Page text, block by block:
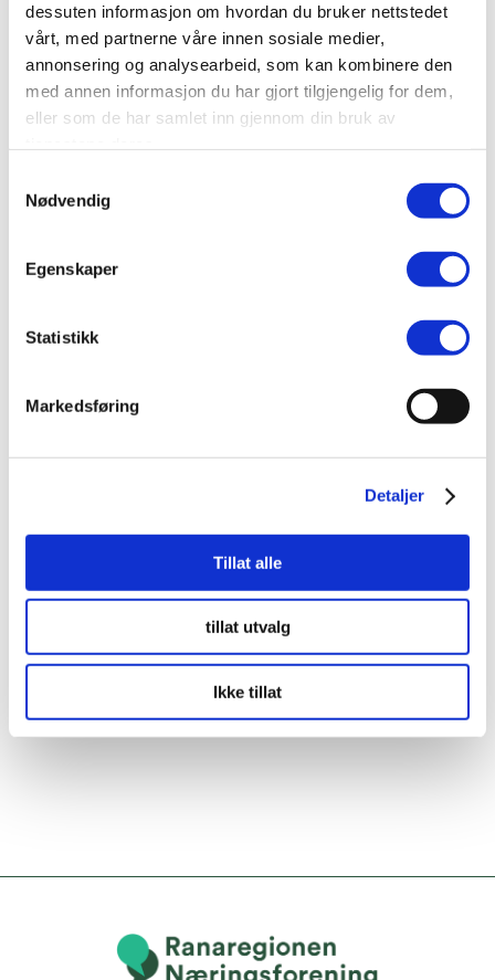
dessuten informasjon om hvordan du bruker nettstedet
vårt, med partnerne våre innen sosiale medier,
annonsering og analysearbeid, som kan kombinere den
med annen informasjon du har gjort tilgjengelig for dem,
eller som de har samlet inn gjennom din bruk av
Nødvendig
Egenskaper
Statistikk
Markedsføring
Detaljer
Tillat alle
tillat utvalg
Ikke tillat
SEND